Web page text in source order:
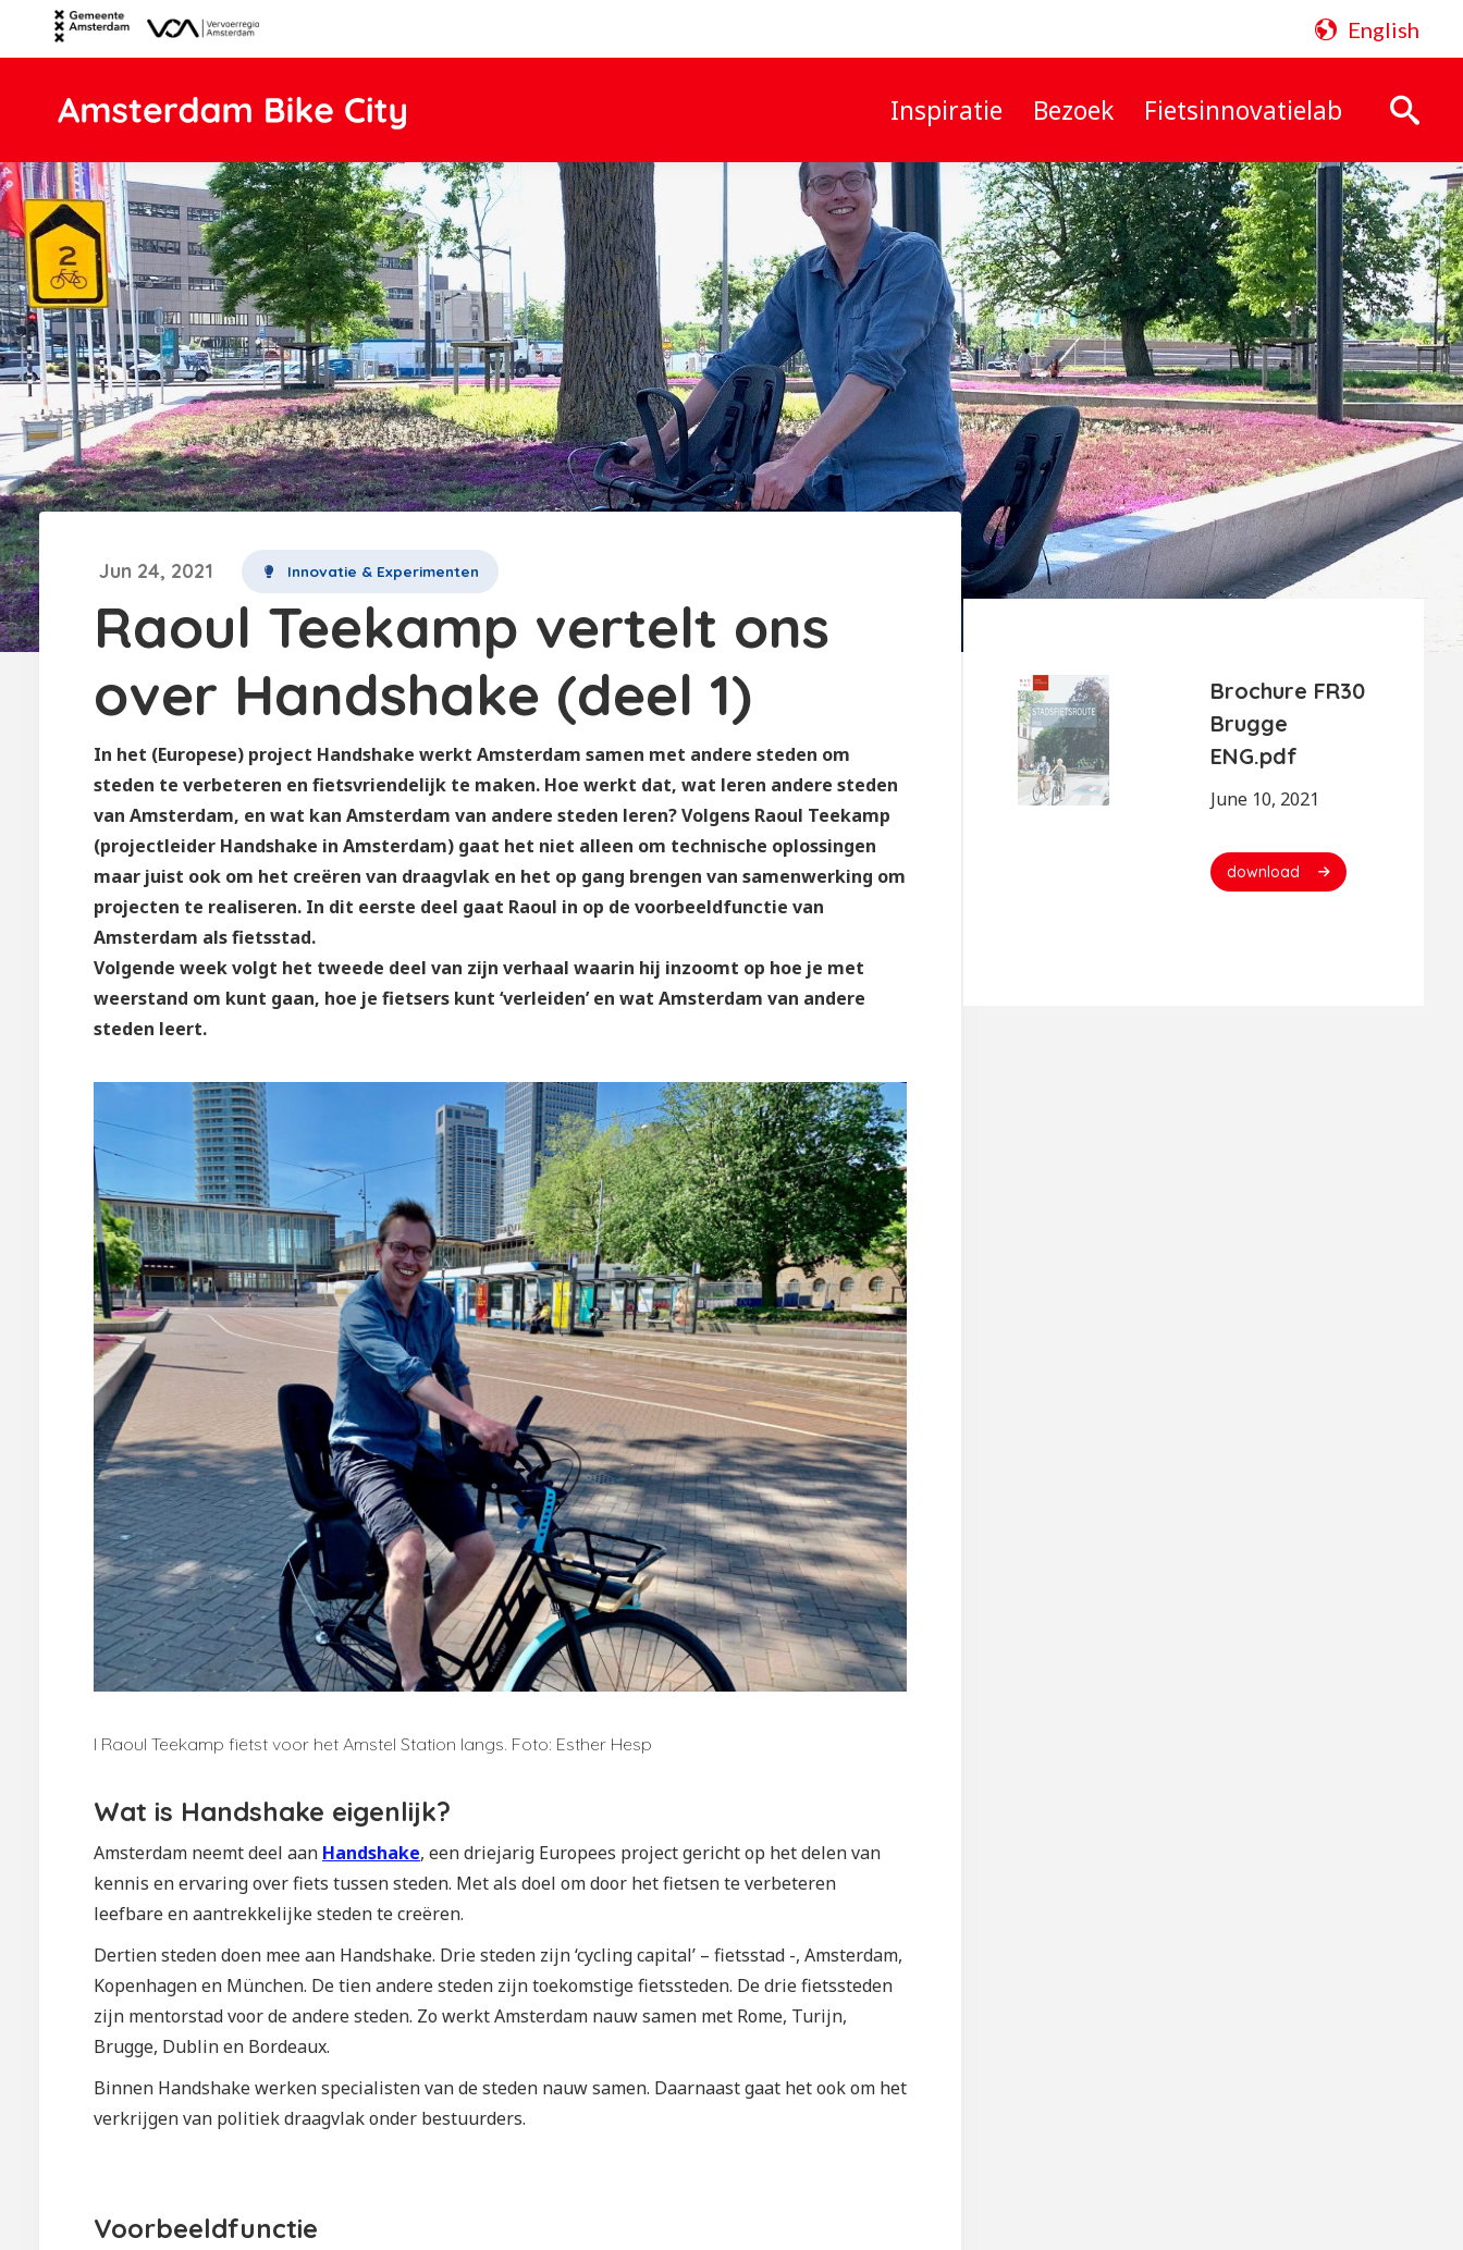
English
Inspiratie Bezoek Fietsinnovatielab Zoeken:
Jun 24, 2021 Innovatie & Experimenten
Raoul Teekamp vertelt ons
over Handshake (deel 1)
In het (Europese) project Handshake werkt Amsterdam samen met andere steden om
steden te verbeteren en fietsvriendelijk te maken. Hoe werkt dat, wat leren andere steden
van Amsterdam, en wat kan Amsterdam van andere steden leren? Volgens Raoul Teekamp
(projectleider Handshake in Amsterdam) gaat het niet alleen om technische oplossingen
maar juist ook om het creëren van draagvlak en het op gang brengen van samenwerking om
projecten te realiseren. In dit eerste deel gaat Raoul in op de voorbeeldfunctie van
Amsterdam als fietsstad.
Volgende week volgt het tweede deel van zijn verhaal waarin hij inzoomt op hoe je met
weerstand om kunt gaan, hoe je fietsers kunt ‘verleiden’ en wat Amsterdam van andere
steden leert.
I Raoul Teekamp fietst voor het Amstel Station langs. Foto: Esther Hesp
Wat is Handshake eigenlijk?
Amsterdam neemt deel aan Handshake, een driejarig Europees project gericht op het delen van
kennis en ervaring over fiets tussen steden. Met als doel om door het fietsen te verbeteren
leefbare en aantrekkelijke steden te creëren.
Dertien steden doen mee aan Handshake. Drie steden zijn ‘cycling capital’ – fietsstad -, Amsterdam,
Kopenhagen en München. De tien andere steden zijn toekomstige fietssteden. De drie fietssteden
zijn mentorstad voor de andere steden. Zo werkt Amsterdam nauw samen met Rome, Turijn,
Brugge, Dublin en Bordeaux.
Binnen Handshake werken specialisten van de steden nauw samen. Daarnaast gaat het ook om het
verkrijgen van politiek draagvlak onder bestuurders.
Voorbeeldfunctie
Brochure FR30
Brugge
ENG.pdf
June 10, 2021
download